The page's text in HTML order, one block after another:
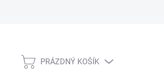
NÁKUPNÍ
PRÁZDNÝ KOŠÍK